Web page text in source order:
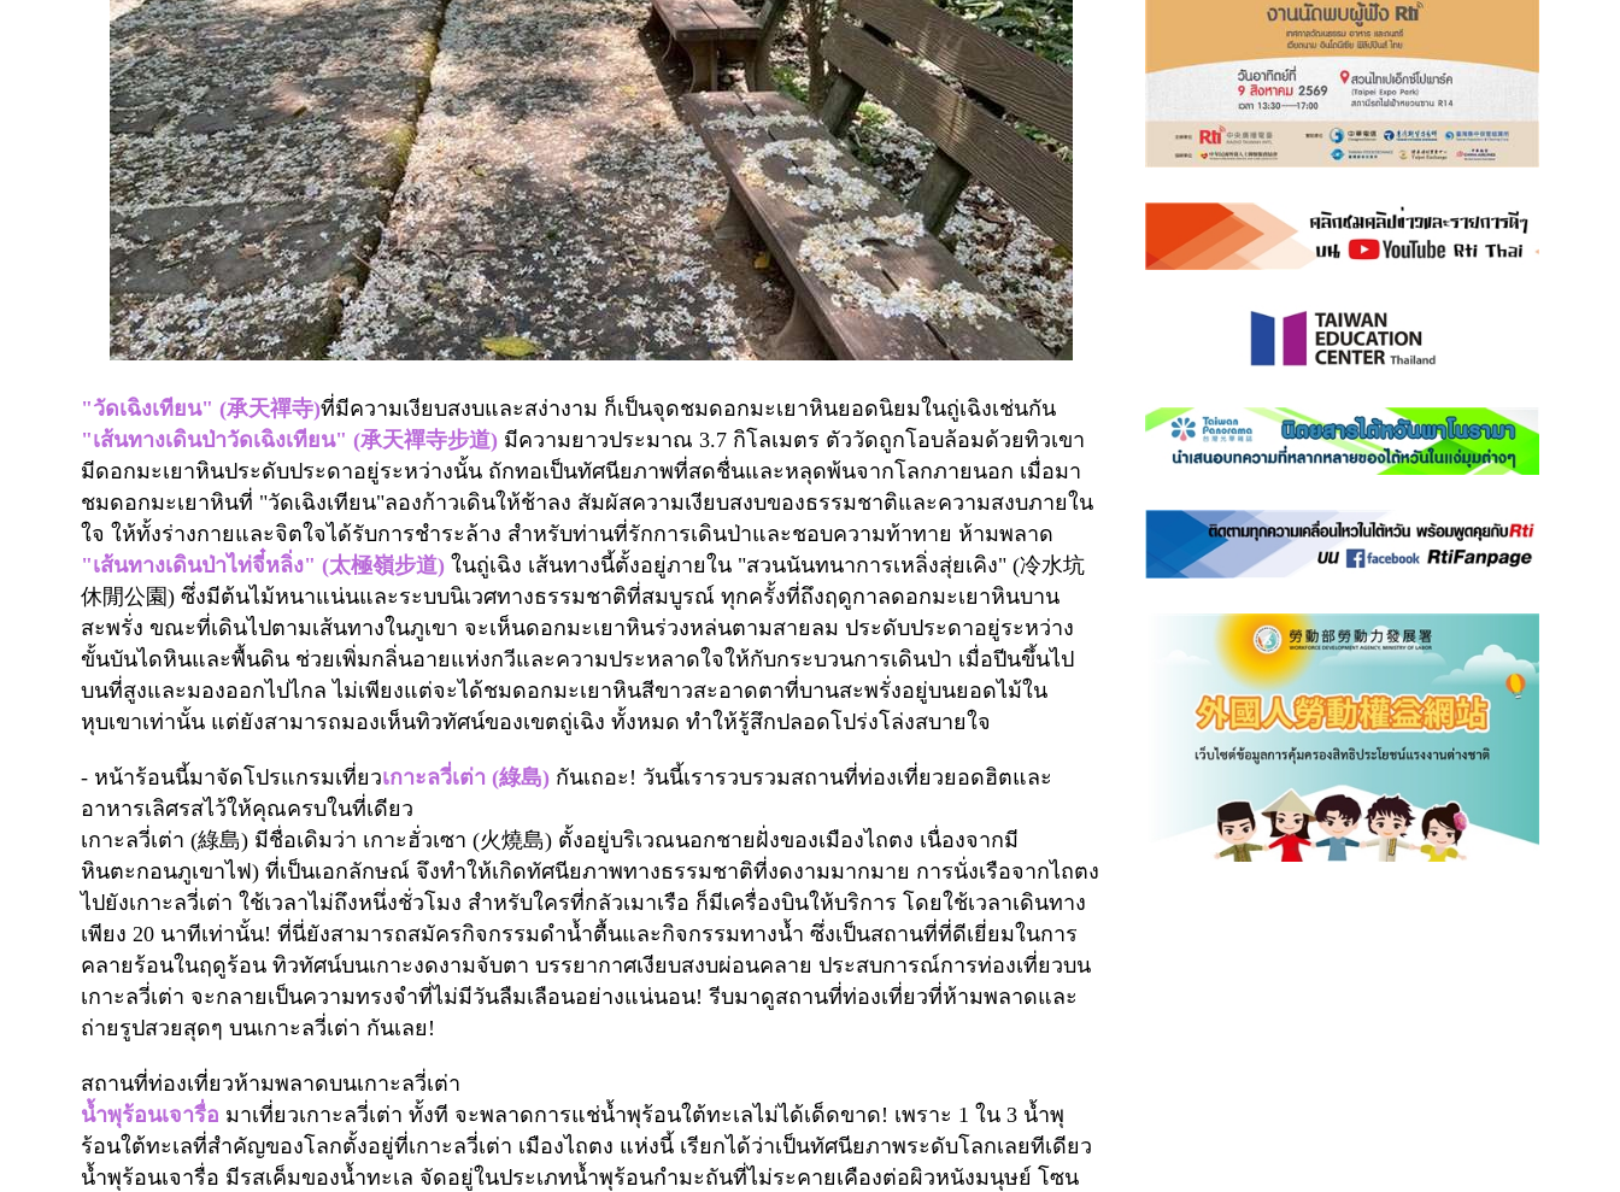
"วัดเฉิงเทียน" (承天禪寺)ที่มีความเงียบสงบและสง่างาม ก็เป็นจุดชมดอกมะเยาหินยอดนิยมในถู่เฉิงเช่นกัน
"เส้นทางเดินป่าวัดเฉิงเทียน" (承天禪寺步道) มีความยาวประมาณ3.7 กิโลเมตร ตัววัดถูกโอบล้อมด้วยทิวเขา
มีดอกมะเยาหินประดับประดาอยู่ระหว่างนั้น ถักทอเป็นทัศนียภาพที่สดชื่นและหลุดพ้นจากโลกภายนอก เมื่อมา
ชมดอกมะเยาหินที่ "วัดเฉิงเทียน"ลองก้าวเดินให้ช้าลง สัมผัสความเงียบสงบของธรรมชาติและความสงบภายใน
ใจ ให้ทั้งร่างกายและจิตใจได้รับการชำระล้าง สำหรับท่านที่รักการเดินป่าและชอบความท้าทาย ห้ามพลาด
"เส้นทางเดินป่าไท่จี๋หลิ่ง" (太極嶺步道) ในถู่เฉิง เส้นทางนี้ตั้งอยู่ภายใน "สวนนันทนาการเหลิ่งสุ่ยเคิง" (冷水坑
休閒公園)ซึ่งมีต้นไม้หนาแน่นและระบบนิเวศทางธรรมชาติที่สมบูรณ์ ทุกครั้งที่ถึงฤดูกาลดอกมะเยาหินบาน
สะพรั่ง ขณะที่เดินไปตามเส้นทางในภูเขา จะเห็นดอกมะเยาหินร่วงหล่นตามสายลม ประดับประดาอยู่ระหว่าง
ขั้นบันไดหินและพื้นดิน ช่วยเพิ่มกลิ่นอายแห่งกวีและความประหลาดใจให้กับกระบวนการเดินป่า เมื่อปีนขึ้นไป
บนที่สูงและมองออกไปไกล ไม่เพียงแต่จะได้ชมดอกมะเยาหินสีขาวสะอาดตาที่บานสะพรั่งอยู่บนยอดไม้ใน
หุบเขาเท่านั้น แต่ยังสามารถมองเห็นทิวทัศน์ของเขตถู่เฉิง ทั้งหมด ทำให้รู้สึกปลอดโปร่งโล่งสบายใจ
- หน้าร้อนนี้มาจัดโปรแกรมเที่ยวเกาะลวี่เต่า (綠島) กันเถอะ! วันนี้เรารวบรวมสถานที่ท่องเที่ยวยอดฮิตและ
อาหารเลิศรสไว้ให้คุณครบในที่เดียว
เกาะลวี่เต่า (綠島) มีชื่อเดิมว่า เกาะฮั่วเซา (火燒島) ตั้งอยู่บริเวณนอกชายฝั่งของเมืองไถตง เนื่องจากมี
หินตะกอนภูเขาไฟ) ที่เป็นเอกลักษณ์ จึงทำให้เกิดทัศนียภาพทางธรรมชาติที่งดงามมากมาย การนั่งเรือจากไถตง
ไปยังเกาะลวี่เต่า ใช้เวลาไม่ถึงหนึ่งชั่วโมง สำหรับใครที่กลัวเมาเรือ ก็มีเครื่องบินให้บริการ โดยใช้เวลาเดินทาง
เพียง20 นาทีเท่านั้น! ที่นี่ยังสามารถสมัครกิจกรรมดำน้ำตื้นและกิจกรรมทางน้ำ ซึ่งเป็นสถานที่ที่ดีเยี่ยมในการ
คลายร้อนในฤดูร้อน ทิวทัศน์บนเกาะงดงามจับตา บรรยากาศเงียบสงบผ่อนคลาย ประสบการณ์การท่องเที่ยวบน
เกาะลวี่เต่า จะกลายเป็นความทรงจำที่ไม่มีวันลืมเลือนอย่างแน่นอน! รีบมาดูสถานที่ท่องเที่ยวที่ห้ามพลาดและ
ถ่ายรูปสวยสุดๆ บนเกาะลวี่เต่า กันเลย!
สถานที่ท่องเที่ยวห้ามพลาดบนเกาะลวี่เต่า
น้ำพุร้อนเจารื่อ มาเที่ยวเกาะลวี่เต่าทั้งที จะพลาดการแช่น้ำพุร้อนใต้ทะเลไม่ได้เด็ดขาด! เพราะ 1ใน3 น้ำพุ
ร้อนใต้ทะเลที่สำคัญของโลกตั้งอยู่ที่เกาะลวี่เต่า เมืองไถตง แห่งนี้ เรียกได้ว่าเป็นทัศนียภาพระดับโลกเลยทีเดียว
น้ำพุร้อนเจารื่อ มีรสเค็มของน้ำทะเล จัดอยู่ในประเภทน้ำพุร้อนกำมะถันที่ไม่ระคายเคืองต่อผิวหนังมนุษย์โซน